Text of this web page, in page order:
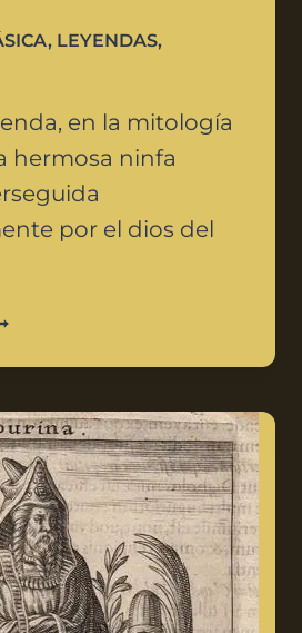
, LEYENDAS,
en la mitología
hermosa ninfa
por el dios del